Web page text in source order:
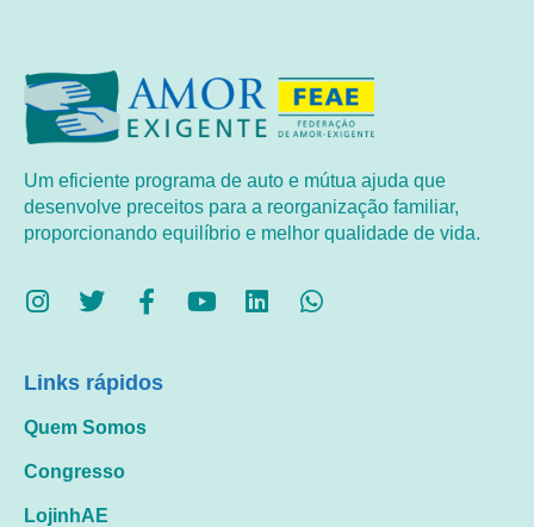
Um eficiente programa de auto e mútua ajuda que
desenvolve preceitos para a reorganização familiar,
proporcionando equilíbrio e melhor qualidade de vida.
Links rápidos
Quem Somos
Congresso
LojinhAE